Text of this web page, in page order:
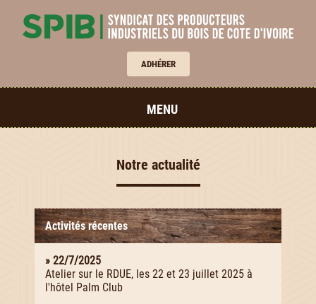
ADHÉRER
MENU
Notre actualité
Activités récentes
» 22/7/2025
Atelier sur le RDUE, les 22 et 23 juillet 2025 à
l'hôtel Palm Club